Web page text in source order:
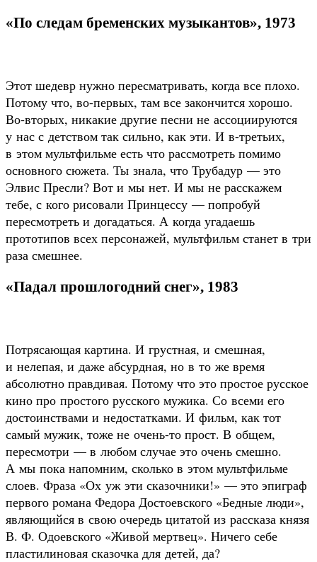
«По следам бременских музыкантов», 1973
Этот шедевр нужно пересматривать, когда все плохо.
Потому что, во-первых, там все закончится хорошо.
Во‑вторых, никакие другие песни не ассоциируются
у нас с детством так сильно, как эти. И в-третьих,
в этом мультфильме есть что рассмотреть помимо
основного сюжета. Ты знала, что Трубадур — это
Элвис Пресли? Вот и мы нет. И мы не расскажем
тебе, с кого рисовали Принцессу — попробуй
пересмотреть и догадаться. А когда угадаешь
прототипов всех персонажей, мультфильм станет в три
раза смешнее.
«Падал прошлогодний снег», 1983
Потрясающая картина. И грустная, и смешная,
и нелепая, и даже абсурдная, но в то же время
абсолютно правдивая. Потому что это простое русское
кино про простого русского мужика. Со всеми его
достоинствами и недостатками. И фильм, как тот
самый мужик, тоже не очень-то прост. В общем,
пересмотри — в любом случае это очень смешно.
А мы пока напомним, сколько в этом мультфильме
слоев. Фраза «Ох уж эти сказочники!» — это эпиграф
первого романа Федора Достоевского «Бедные люди»,
являющийся в свою очередь цитатой из рассказа князя
В. Ф. Одоевского «Живой мертвец». Ничего себе
пластилиновая сказочка для детей, да?